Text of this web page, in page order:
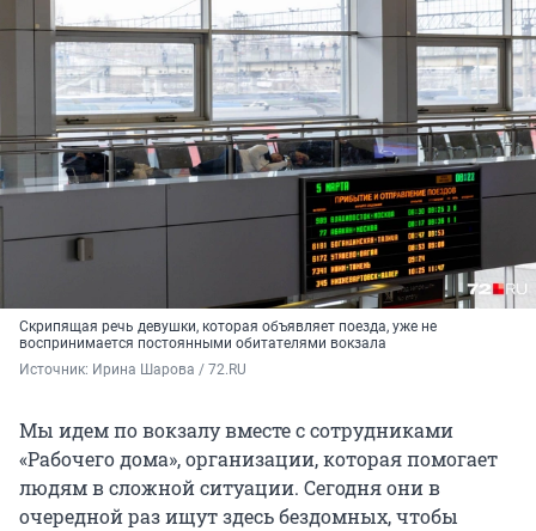
Скрипящая речь девушки, которая объявляет поезда, уже не
воспринимается постоянными обитателями вокзала
Источник: Ирина Шарова / 72.RU
Мы идем по вокзалу вместе с сотрудниками
«Рабочего дома», организации, которая помогает
людям в сложной ситуации. Сегодня они в
очередной раз ищут здесь бездомных, чтобы